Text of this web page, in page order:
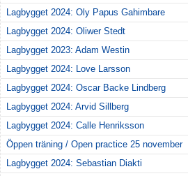
Lagbygget 2024: Oly Papus Gahimbare
Lagbygget 2024: Oliwer Stedt
Lagbygget 2023: Adam Westin
Lagbygget 2024: Love Larsson
Lagbygget 2024: Oscar Backe Lindberg
Lagbygget 2024: Arvid Sillberg
Lagbygget 2024: Calle Henriksson
Öppen träning / Open practice 25 november
Lagbygget 2024: Sebastian Diakti